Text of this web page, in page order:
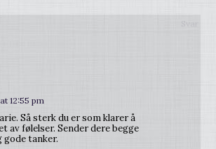
12:55 pm
Så sterk du er som klarer å
av følelser. Sender dere begge
tanker.